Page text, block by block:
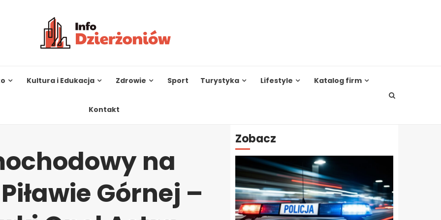
Kultura i Edukacja Zdrowie Sport Turystyka Lifestyle Katalog firm
Kontakt
na
Górnej –
Zobacz